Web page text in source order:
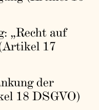
„Recht auf
17
der
18 DSGVO)